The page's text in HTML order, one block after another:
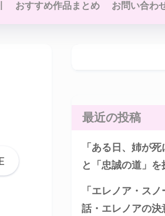
おすすめ作品まとめ お問い合わ
最近の投稿
「ある日、姉が
と「忠誠の道」
「エレノア・ス
話・エレノアの決